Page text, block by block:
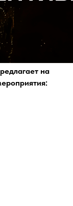
на